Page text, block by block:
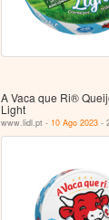
A Vaca que Ri®
Light
www.lidl.pt - 10 Ago 2023 -